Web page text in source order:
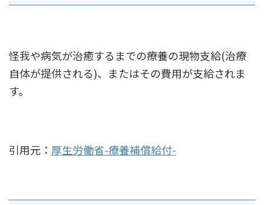
怪我や病気が治癒するまでの療養の現物支給(治療
自体が提供される)、またはその費用が支給されま
す。
引用元： 厚生労働省-療養補償給付-